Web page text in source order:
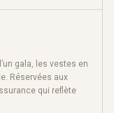
gala, les vestes en
Réservées aux
qui reflète